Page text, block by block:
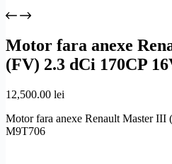
Motor fara anexe
(FV) 2.3 dCi 170CP
12,500.00 lei
Motor fara anexe Renault Master
M9T706